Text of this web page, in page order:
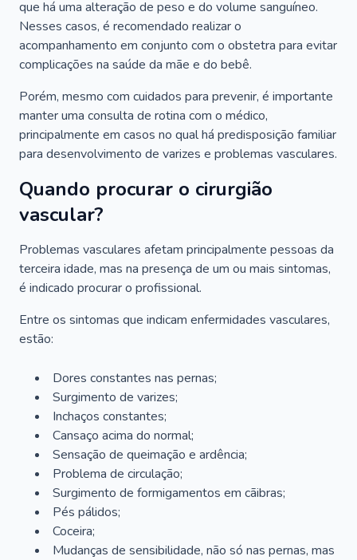
que há uma alteração de peso e do volume sanguíneo.
Nesses casos, é recomendado realizar o
acompanhamento em conjunto com o obstetra para evitar
complicações na saúde da mãe e do bebê.
Porém, mesmo com cuidados para prevenir, é importante
manter uma consulta de rotina com o médico,
principalmente em casos no qual há predisposição familiar
para desenvolvimento de varizes e problemas vasculares.
Quando procurar o cirurgião
vascular?
Problemas vasculares afetam principalmente pessoas da
terceira idade, mas na presença de um ou mais sintomas,
é indicado procurar o profissional.
Entre os sintomas que indicam enfermidades vasculares,
estão:
Dores constantes nas pernas;
Surgimento de varizes;
Inchaços constantes;
Cansaço acima do normal;
Sensação de queimação e ardência;
Problema de circulação;
Surgimento de formigamentos em cãibras;
Pés pálidos;
Coceira;
Mudanças de sensibilidade, não só nas pernas, mas